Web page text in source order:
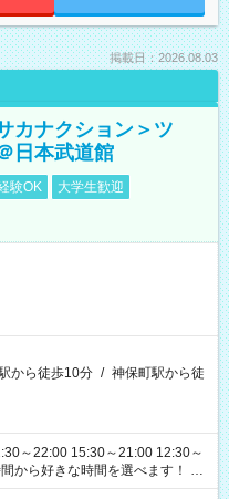
掲載日：2026.08.03
カナクション＞ツ
日本武道館
験OK
大学生歓迎
から徒歩10分 / 神保町駅から徒
～22:00 15:30～21:00 12:30～
ます